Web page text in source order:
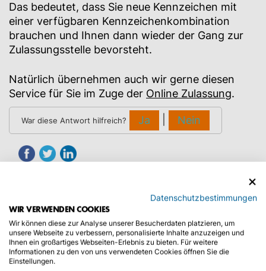
Das bedeutet, dass Sie neue Kennzeichen mit
einer verfügbaren Kennzeichenkombination
brauchen und Ihnen dann wieder der Gang zur
Zulassungsstelle bevorsteht.
Natürlich übernehmen auch wir gerne diesen
Service für Sie im Zuge der Online Zulassung.
War diese Antwort hilfreich? Ja Nein
KATEGORIEN:
Allgemeine Fragen
Datenschutzbestimmungen
WIR VERWENDEN COOKIES
Wir können diese zur Analyse unserer Besucherdaten platzieren, um
unsere Webseite zu verbessern, personalisierte Inhalte anzuzeigen und
Ihnen ein großartiges Webseiten-Erlebnis zu bieten. Für weitere
Informationen zu den von uns verwendeten Cookies öffnen Sie die
Einstellungen.